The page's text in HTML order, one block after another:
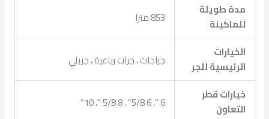
مدة طويلة
للماكينة
853 مترا
الخيارات
الرئيسية للجر
جراجات ، جرات رباعية ، جريلي
خيارات قطر
التعاون
6 “، 6 5/8” ، 8 5/8 “، 10”